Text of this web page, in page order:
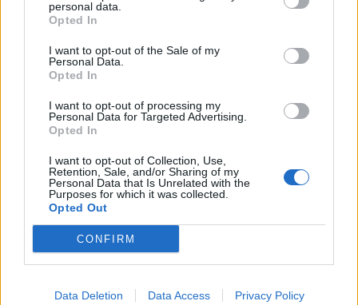
personal data.
Opted In
I want to opt-out of the Sale of my
Personal Data.
Opted In
I want to opt-out of processing my
Personal Data for Targeted Advertising.
Opted In
I want to opt-out of Collection, Use,
Retention, Sale, and/or Sharing of my
Personal Data that Is Unrelated with the
Purposes for which it was collected.
Opted Out
CONFIRM
Data Deletion Data Access Privacy Policy
Ο χαοτικός κόσμος του χριστουγεννιάτικου δικαστικού
δράματος της Mariah Carey
Οι Vince Vance & the Valiants διεκδικούν
αποζήμιωση από την Mariah Carey
κατηγορώντας την για αντιγραφή του "All I
Want for Christmas Is You". Ο Άγιος
Βασίλης βρίσκεται σε δίλημμα.
16.11.2023